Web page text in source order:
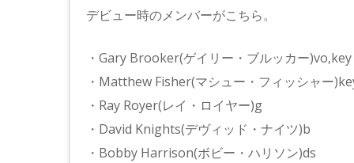
デビュー時のメンバーがこちら。
・Gary Brooker(ゲイリー・ブルッカー)vo,key
・Matthew Fisher(マシュー・フィッシャー
・Ray Royer(レイ・ロイヤー)g
・David Knights(デヴィッド・ナイツ)b
・Bobby Harrison(ボビー・ハリソン)ds